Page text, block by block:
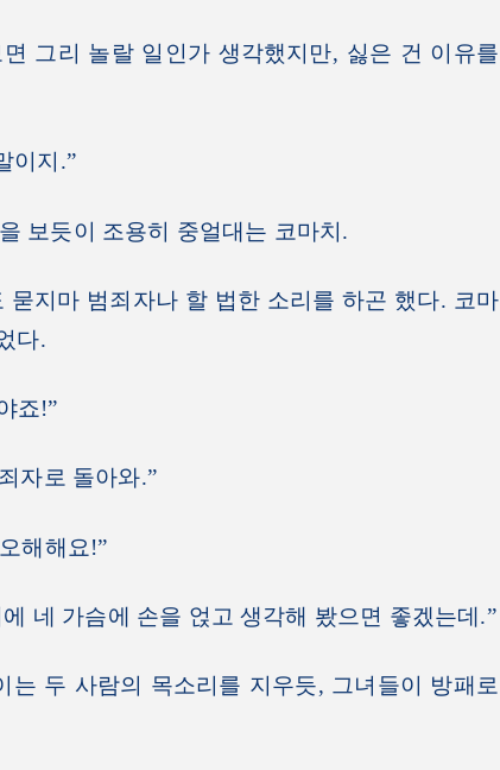
그리 놀랄 일인가 생각했지만, 싫은 건 이유를
이지.”
보듯이 조용히 중얼대는 코마치.
지마 범죄자나 할 법한 소리를 하곤 했다. 코마
다.
죠!”
자로 돌아와.”
해해요!”
네 가슴에 손을 얹고 생각해 봤으면 좋겠는데.”
두 사람의 목소리를 지우듯, 그녀들이 방패로